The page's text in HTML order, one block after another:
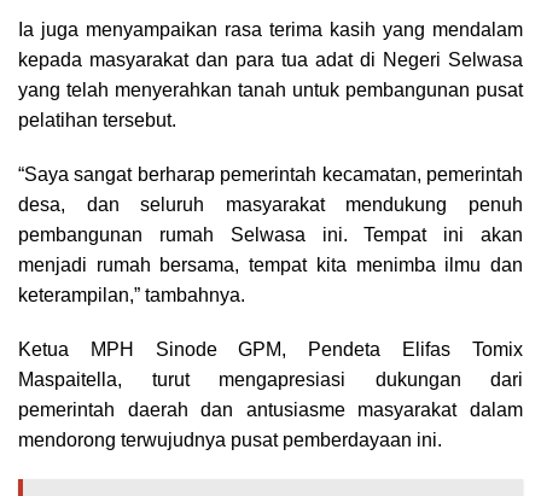
Ia juga menyampaikan rasa terima kasih yang mendalam
kepada masyarakat dan para tua adat di Negeri Selwasa
yang telah menyerahkan tanah untuk pembangunan pusat
pelatihan tersebut.
“Saya sangat berharap pemerintah kecamatan, pemerintah
desa, dan seluruh masyarakat mendukung penuh
pembangunan rumah Selwasa ini. Tempat ini akan
menjadi rumah bersama, tempat kita menimba ilmu dan
keterampilan,” tambahnya.
Ketua MPH Sinode GPM, Pendeta Elifas Tomix
Maspaitella, turut mengapresiasi dukungan dari
pemerintah daerah dan antusiasme masyarakat dalam
mendorong terwujudnya pusat pemberdayaan ini.